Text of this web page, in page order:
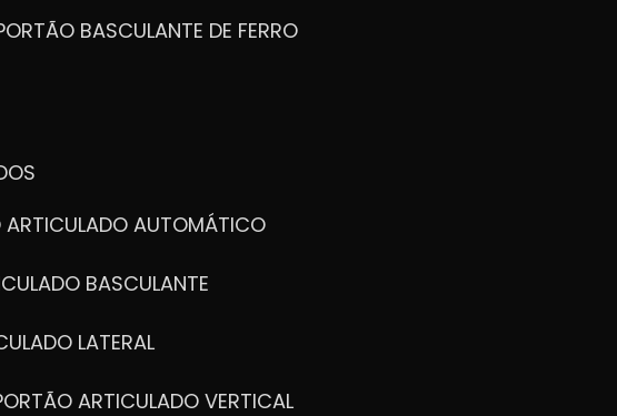
BASCULANTE DE FERRO
ARTICULADO AUTOMÁTICO
BASCULANTE
LATERAL
ARTICULADO VERTICAL